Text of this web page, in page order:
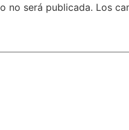
no será publicada. Los